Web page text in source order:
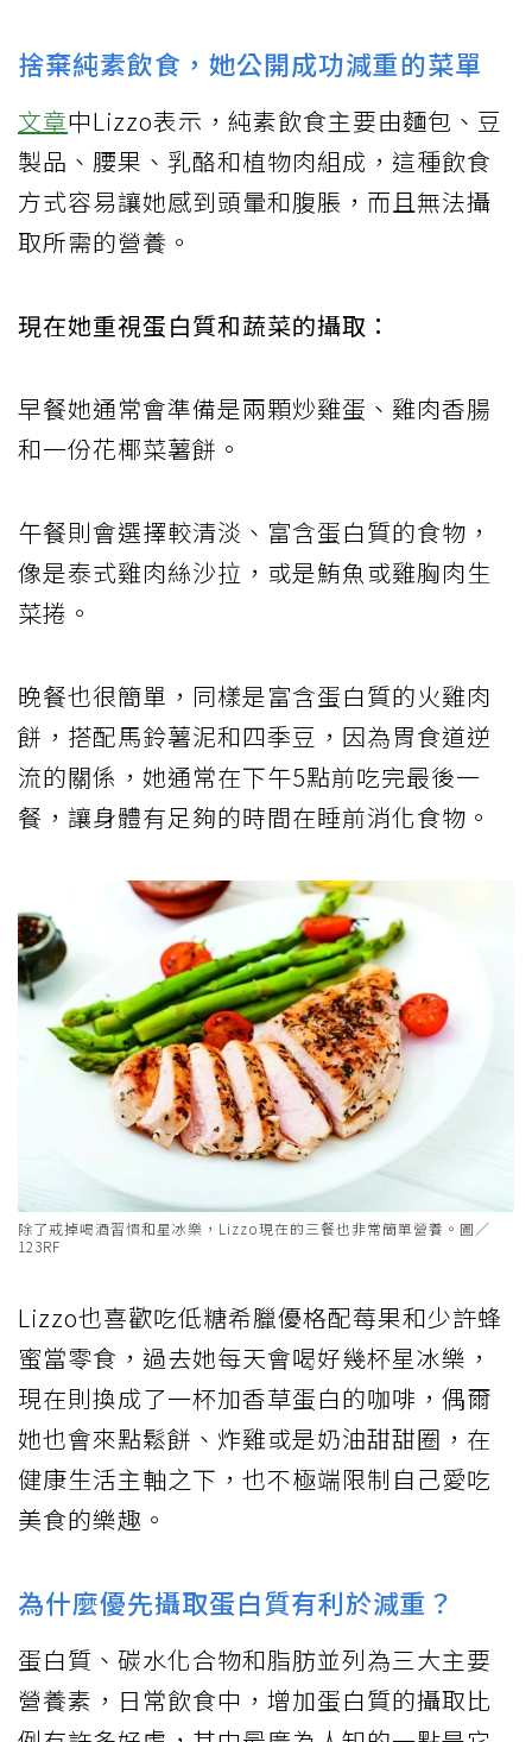
捨棄純素飲食，她公開成功減重的菜單
文章中Lizzo表示，純素飲食主要由麵包、豆
製品、腰果、乳酪和植物肉組成，這種飲食
方式容易讓她感到頭暈和腹脹，而且無法攝
取所需的營養。
現在她重視蛋白質和蔬菜的攝取：
早餐她通常會準備是兩顆炒雞蛋、雞肉香腸
和一份花椰菜薯餅。
午餐則會選擇較清淡、富含蛋白質的食物，
像是泰式雞肉絲沙拉，或是鮪魚或雞胸肉生
菜捲。
晚餐也很簡單，同樣是富含蛋白質的火雞肉
餅，搭配馬鈴薯泥和四季豆，因為胃食道逆
流的關係，她通常在下午5點前吃完最後一
餐，讓身體有足夠的時間在睡前消化食物。
除了戒掉喝酒習慣和星冰樂，Lizzo現在的三餐也非常簡單營養。圖／
123RF
Lizzo也喜歡吃低糖希臘優格配莓果和少許蜂
蜜當零食，過去她每天會喝好幾杯星冰樂，
現在則換成了一杯加香草蛋白的咖啡，偶爾
她也會來點鬆餅、炸雞或是奶油甜甜圈，在
健康生活主軸之下，也不極端限制自己愛吃
美食的樂趣。
為什麼優先攝取蛋白質有利於減重？
蛋白質、碳水化合物和脂肪並列為三大主要
營養素，日常飲食中，增加蛋白質的攝取比